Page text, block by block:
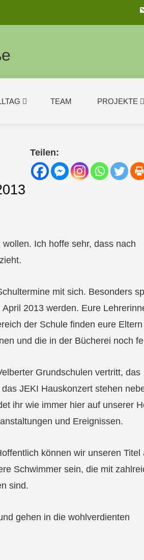
TEAM PROJEKTE
Teilen:
Ich hoffe sehr, dass nach
mit sich. Besonders
2013 werden. Eure
der Schule finden eure
und die in der Bücherei noch
Grundschulen vertritt, das
JEKI Hauskonzert stehen
ihr wie immer hier auf unserer
und Ereignissen.
können wir unseren Titel
Schwimmer sein, die mit
sind.
gehen in die wohlverdienten